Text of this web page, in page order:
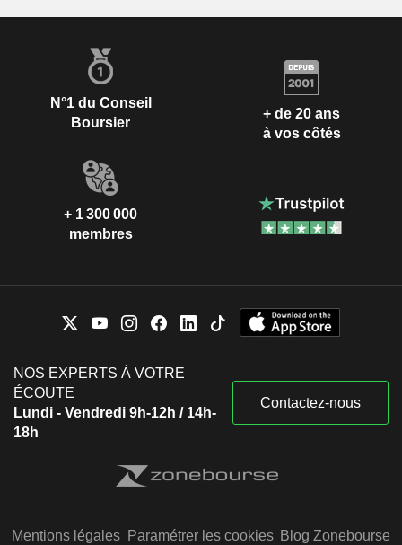
N°1 du Conseil
Boursier
+ de 20 ans
à vos côtés
+ 1 300 000
membres
NOS EXPERTS À VOTRE
ÉCOUTE
Lundi - Vendredi 9h-12h / 14h-
18h
Contactez-nous
Mentions légales Paramétrer les cookies Blog Zonebourse